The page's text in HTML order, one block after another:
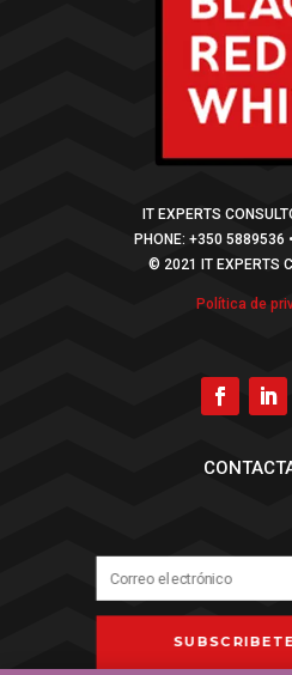
IT EXPERTS
PHONE: +350 5889536
© 2021 IT EXPERTS
Política de